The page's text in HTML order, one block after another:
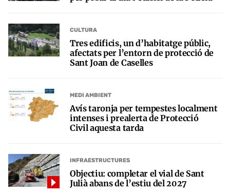
CULTURA
Tres edificis, un d’habitatge públic,
afectats per l’entorn de protecció de
Sant Joan de Caselles
MEDI AMBIENT
Avís taronja per tempestes localment
intenses i prealerta de Protecció
Civil aquesta tarda
INFRAESTRUCTURES
Objectiu: completar el vial de Sant
Julià abans de l’estiu del 2027